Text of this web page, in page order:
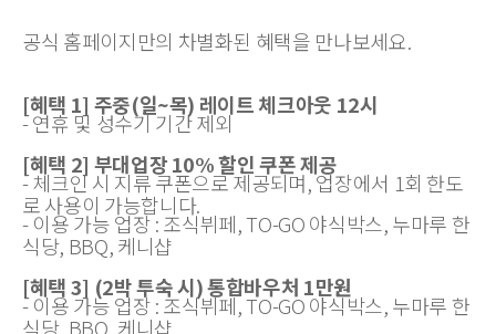
공식 홈페이지만의 차별화된 혜택을 만나보세요.
[혜택 1] 주중(일~목) 레이트 체크아웃 12시
- 연휴 및 성수기 기간 제외
[혜택 2] 부대업장 10% 할인 쿠폰 제공
- 체크인 시 지류 쿠폰으로 제공되며, 업장에서 1회 한도
로 사용이 가능합니다.
- 이용 가능 업장 : 조식뷔페, TO-GO 야식박스, 누마루 한
식당, BBQ, 케니샵
[혜택 3] (2박 투숙 시) 통합바우처 1만원
- 이용 가능 업장 : 조식뷔페, TO-GO 야식박스, 누마루 한
식당, BBQ, 케니샵